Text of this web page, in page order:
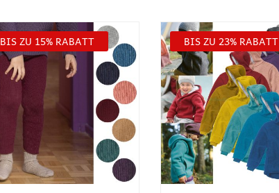
BIS ZU 15% RABATT BIS ZU 23% RABATT